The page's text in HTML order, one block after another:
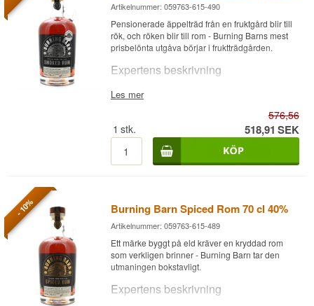
Artikelnummer: 059763-615-490
Pensionerade äppelträd från en fruktgård blir till
rök, och röken blir till rom - Burning Barns mest
prisbelönta utgåva börjar i fruktträdgården.
Expertens beskrivning
Burning Barn Smoked Rom är en rökt Rom, 3 år
Burning Barn är baserat på en fruktgård och
använder ved från sina egna pensionerade
äppelträd för att kallröka en 3 år gammal, fruktig
Demerara-rom. Äppelveden klyvs och torkas
vunnit flera priser och beskrivs som förförande
Kombinationen av fruktgård och romproduktion
är ovanlig och ger Burning Barn Smoked en
tydlig signatur som skiljer den från traditionellt
torvrökt eller ekrökt rom.
Smakanteckningar
Les mer
576,56
1 stk. 518,91 SEK
- 10% Burning Barn Spiced Rom 70 cl 40%
Artikelnummer: 059763-615-489
Ett märke byggt på eld kräver en kryddad rom
som verkligen brinner - Burning Barn tar den
utmaningen bokstavligt.
Expertens beskrivning